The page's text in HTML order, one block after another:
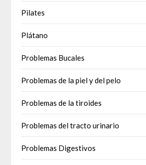
Pilates
Plátano
Problemas Bucales
Problemas de la piel y del pelo
Problemas de la tiroides
Problemas del tracto urinario
Problemas Digestivos